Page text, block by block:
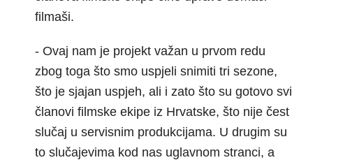
filmaši.
- Ovaj nam je projekt važan u prvom redu
zbog toga što smo uspjeli snimiti tri sezone,
što je sjajan uspjeh, ali i zato što su gotovo svi
članovi filmske ekipe iz Hrvatske, što nije čest
slučaj u servisnim produkcijama. U drugim su
to slučajevima kod nas uglavnom stranci, a